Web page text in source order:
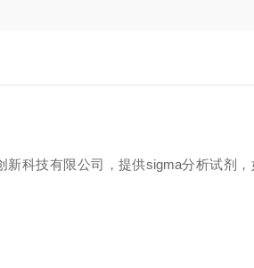
科技有限公司，提供sigma分析试剂